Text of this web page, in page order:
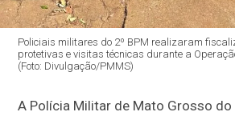
Policiais militares do 2º BPM realizaram
protetivas e visitas técnicas durante a
(Foto: Divulgação/PMMS)
A Polícia Militar de Mato Grosso